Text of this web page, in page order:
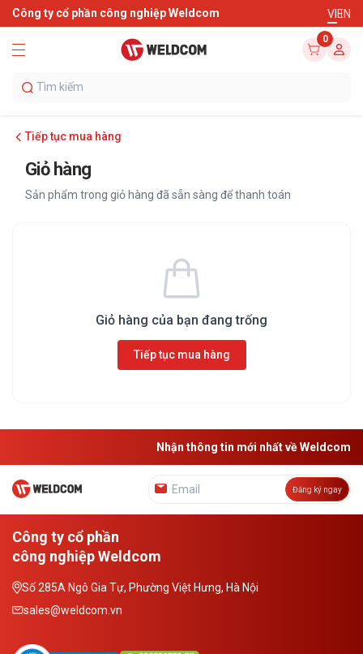
Công ty cổ phần công nghiệp Weldcom VIEN
0
Tiếp tục mua hàng
Giỏ hàng
Sản phẩm trong giỏ hàng đã sẵn sàng để thanh toán
Giỏ hàng của bạn đang trống
Tiếp tục mua hàng
Nhận thông tin mới nhất về Weldcom
Đăng ký ngay
Công ty cổ phần
công nghiệp Weldcom
Số 285A Ngô Gia Tự, Phường Việt Hưng, Hà Nội
sales@weldcom.vn